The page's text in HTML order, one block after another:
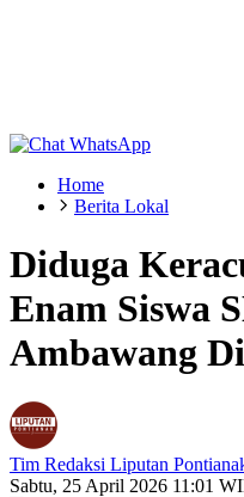
Home
Berita Lokal
Diduga
Enam Siswa
Ambawang
Tim Redaksi Liputan
Sabtu, 25 April 2026 11:01